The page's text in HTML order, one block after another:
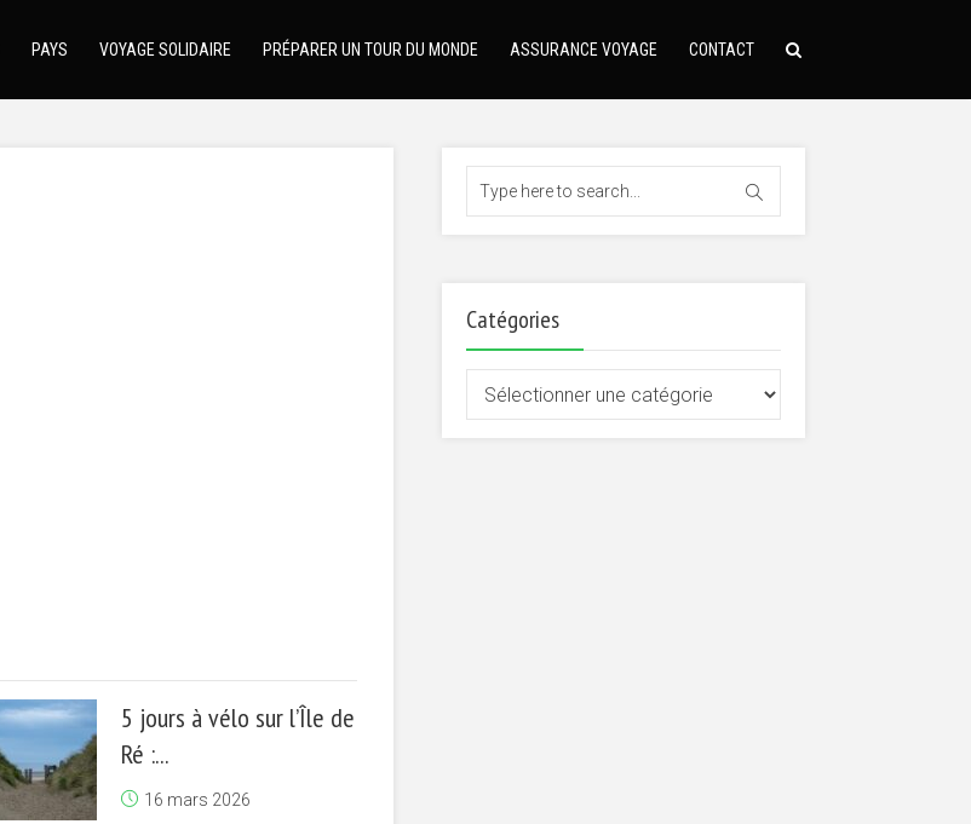
PAYS VOYAGE SOLIDAIRE PRÉPARER UN TOUR DU MONDE ASSURANCE VOYAGE CONTACT
5 jours à vélo sur l’Île de
Ré :...
16 mars 2026
Catégories